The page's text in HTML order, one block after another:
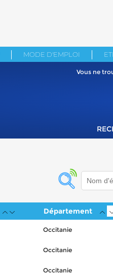
MODE D'EMPLOI
Vous ne
Département
Occitanie
Occitanie
Occitanie